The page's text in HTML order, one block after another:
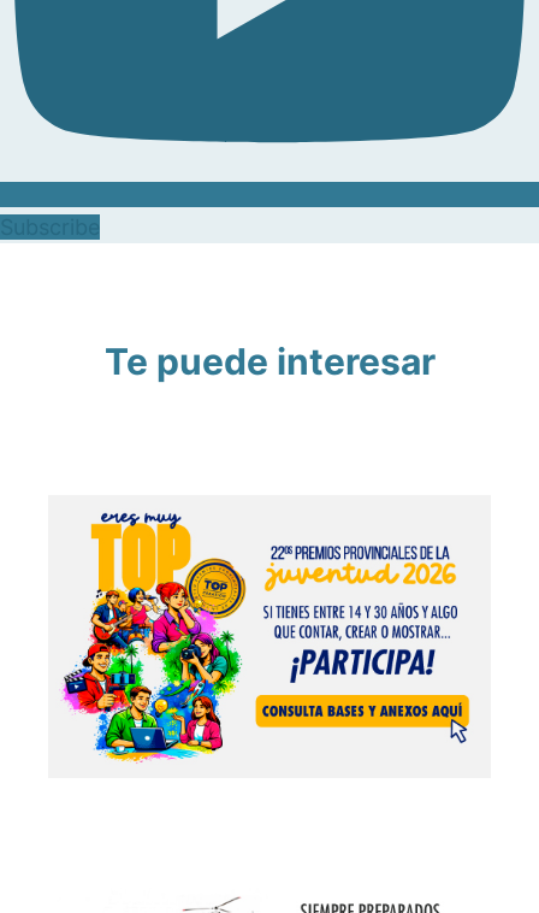
Te puede interesar